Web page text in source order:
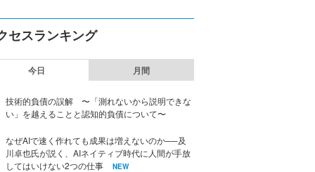
セスランキング
今日 月間
技術的負債の誤解 〜「測れないから説明できな
い」を越えることと認知的負債について〜
なぜAIで速く作れても成果は増えないのか──及
川卓也氏が説く、AIネイティブ時代に人間が手放
してはいけない2つの仕事
NEW